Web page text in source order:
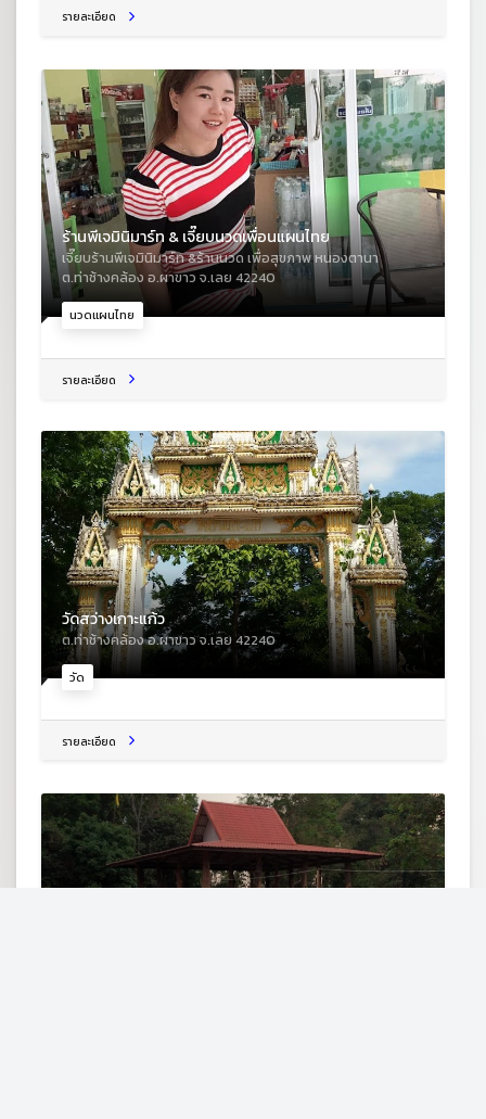
รายละเอียด
นวดแผนไทย
ร้านพีเจมินิมาร์ท & เจี๊ยบนวดเพื่อนแผนไทย
เจี๊ยบร้านพีเจมินิมาร์ท &ร้านนวด เพื่อสุขภาพ หนองตานา
ต.ท่าช้างคล้อง อ.ผาขาว จ.เลย 42240
รายละเอียด
วัด
วัดสว่างเกาะแก้ว
ต.ท่าช้างคล้อง อ.ผาขาว จ.เลย 42240
รายละเอียด